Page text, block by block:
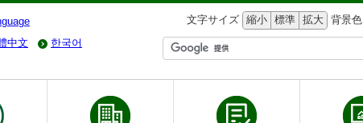
文字サイズ 縮小 標準 拡大 背景色
中文 한국어